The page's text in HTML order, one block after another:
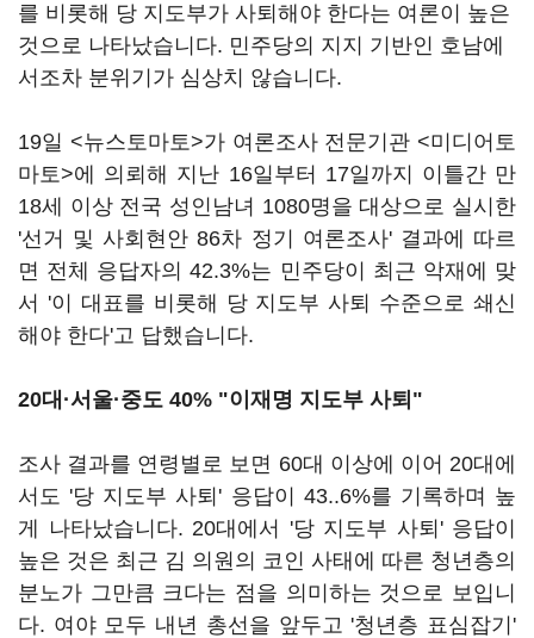
를 비롯해 당 지도부가 사퇴해야 한다는 여론이 높은
것으로 나타났습니다. 민주당의 지지 기반인 호남에
서조차 분위기가 심상치 않습니다.
19일 <뉴스토마토>가 여론조사 전문기관 <미디어토
마토>에 의뢰해 지난 16일부터 17일까지 이틀간 만
18세 이상 전국 성인남녀 1080명을 대상으로 실시한
'선거 및 사회현안 86차 정기 여론조사' 결과에 따르
면 전체 응답자의 42.3%는 민주당이 최근 악재에 맞
서 '이 대표를 비롯해 당 지도부 사퇴 수준으로 쇄신
해야 한다'고 답했습니다.
20대·서울·중도 40% "이재명 지도부 사퇴"
조사 결과를 연령별로 보면 60대 이상에 이어 20대에
서도 '당 지도부 사퇴' 응답이 43..6%를 기록하며 높
게 나타났습니다. 20대에서 '당 지도부 사퇴' 응답이
높은 것은 최근 김 의원의 코인 사태에 따른 청년층의
분노가 그만큼 크다는 점을 의미하는 것으로 보입니
다. 여야 모두 내년 총선을 앞두고 '청년층 표심잡기'